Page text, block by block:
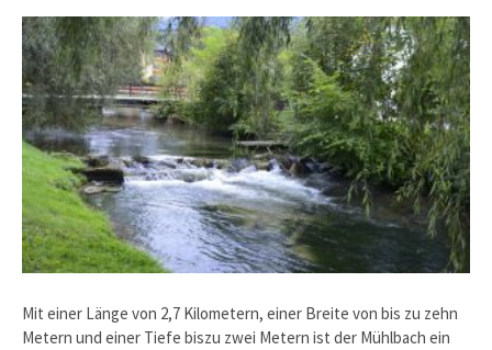
Mit einer Länge von 2,7 Kilometern, einer Breite von bis zu zehn
Metern und einer Tiefe biszu zwei Metern ist der Mühlbach ein